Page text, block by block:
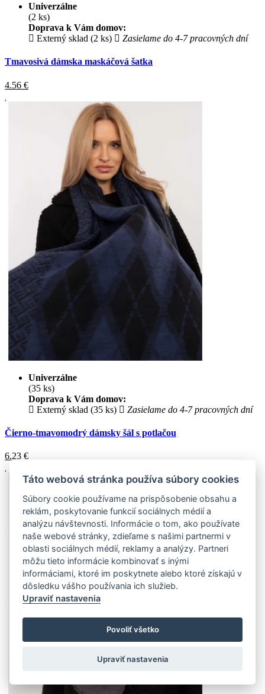
Univerzálne
(2 ks)
Doprava k Vám domov:
Externý sklad (2 ks)
Zasielame do 4-7 pracovných dní
Tmavosivá dámska maskáčová šatka
4.56 €
Univerzálne
(35 ks)
Doprava k Vám domov:
Externý sklad (35 ks)
Zasielame do 4-7 pracovných dní
Čierno-tmavomodrý dámsky šál s potlačou
6.23 €
Táto webová stránka používa súbory cookies
Súbory cookie používame na prispôsobenie obsahu a
reklám, poskytovanie funkcií sociálnych médií a
analýzu návštevnosti. Informácie o tom, ako používate
naše webové stránky, zdieľame s našimi partnermi v
oblasti sociálnych médií, reklamy a analýzy. Partneri
môžu tieto informácie kombinovať s inými
informáciami, ktoré im poskytnete alebo ktoré získajú v
dôsledku vášho používania ich služieb.
Upraviť nastavenia
Povoliť všetko
Upraviť nastavenia